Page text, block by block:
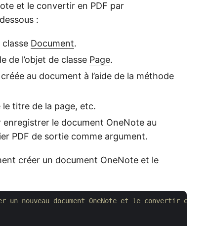
et le convertir en PDF par
:
Document.
de l’objet de classe Page.
au document à l’aide de la méthode
titre de la page, etc.
enregistrer le document OneNote au
PDF de sortie comme argument.
créer un document OneNote et le
un nouveau document OneNote et le convertir en PDF.